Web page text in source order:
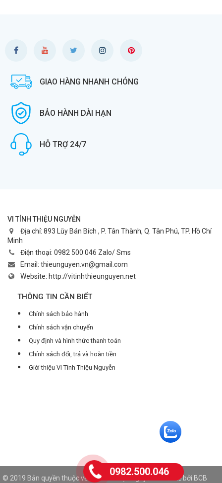
GIAO HÀNG NHANH CHÓNG
BẢO HÀNH DÀI HẠN
HỖ TRỢ 24/7
VI TÍNH THIỆU NGUYỄN
Địa chỉ: 893 Lũy Bán Bích , P. Tân Thành, Q. Tân Phú, TP. Hồ Chí
Minh
Điện thoại: 0982 500 046 Zalo/ Sms
Email: thieunguyen.vn@gmail.com
Website: http://vitinhthieunguyen.net
THÔNG TIN CẦN BIẾT
Chính sách bảo hành
Chính sách vận chuyển
Quy định và hình thức thanh toán
Chính sách đổi, trả và hoàn tiền
Giới thiệu Vi Tính Thiệu Nguyễn
© 2019 Bản quyền thuộc về Vi Tính Thiệu Nguyễn. Thiết kế bởi BCB
0982.500.046